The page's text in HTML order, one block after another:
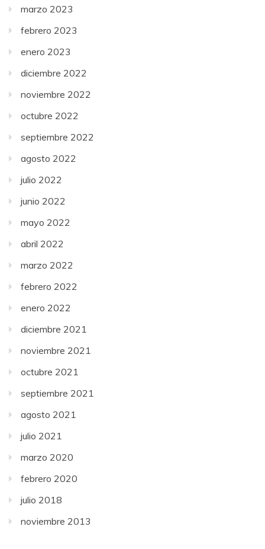
marzo 2023
febrero 2023
enero 2023
diciembre 2022
noviembre 2022
octubre 2022
septiembre 2022
agosto 2022
julio 2022
junio 2022
mayo 2022
abril 2022
marzo 2022
febrero 2022
enero 2022
diciembre 2021
noviembre 2021
octubre 2021
septiembre 2021
agosto 2021
julio 2021
marzo 2020
febrero 2020
julio 2018
noviembre 2013